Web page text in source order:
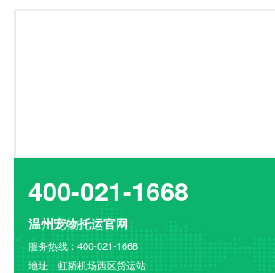
400-021-1668
温州宠物托运官网
服务热线：400-021-1668
地址：虹桥机场西区货运站